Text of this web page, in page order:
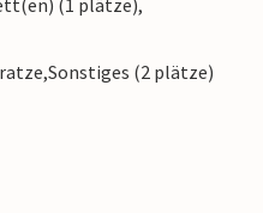
(1 plätze),
(2 plätze)